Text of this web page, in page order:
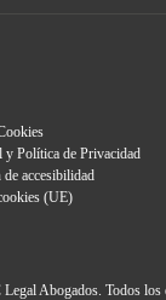
y Política de Privacidad
de accesibilidad
(UE)
Abogados. Todos los